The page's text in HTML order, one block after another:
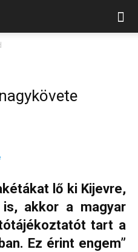
lő ki Kijevre,
akkor a magyar
tart a
Ez érint engem”